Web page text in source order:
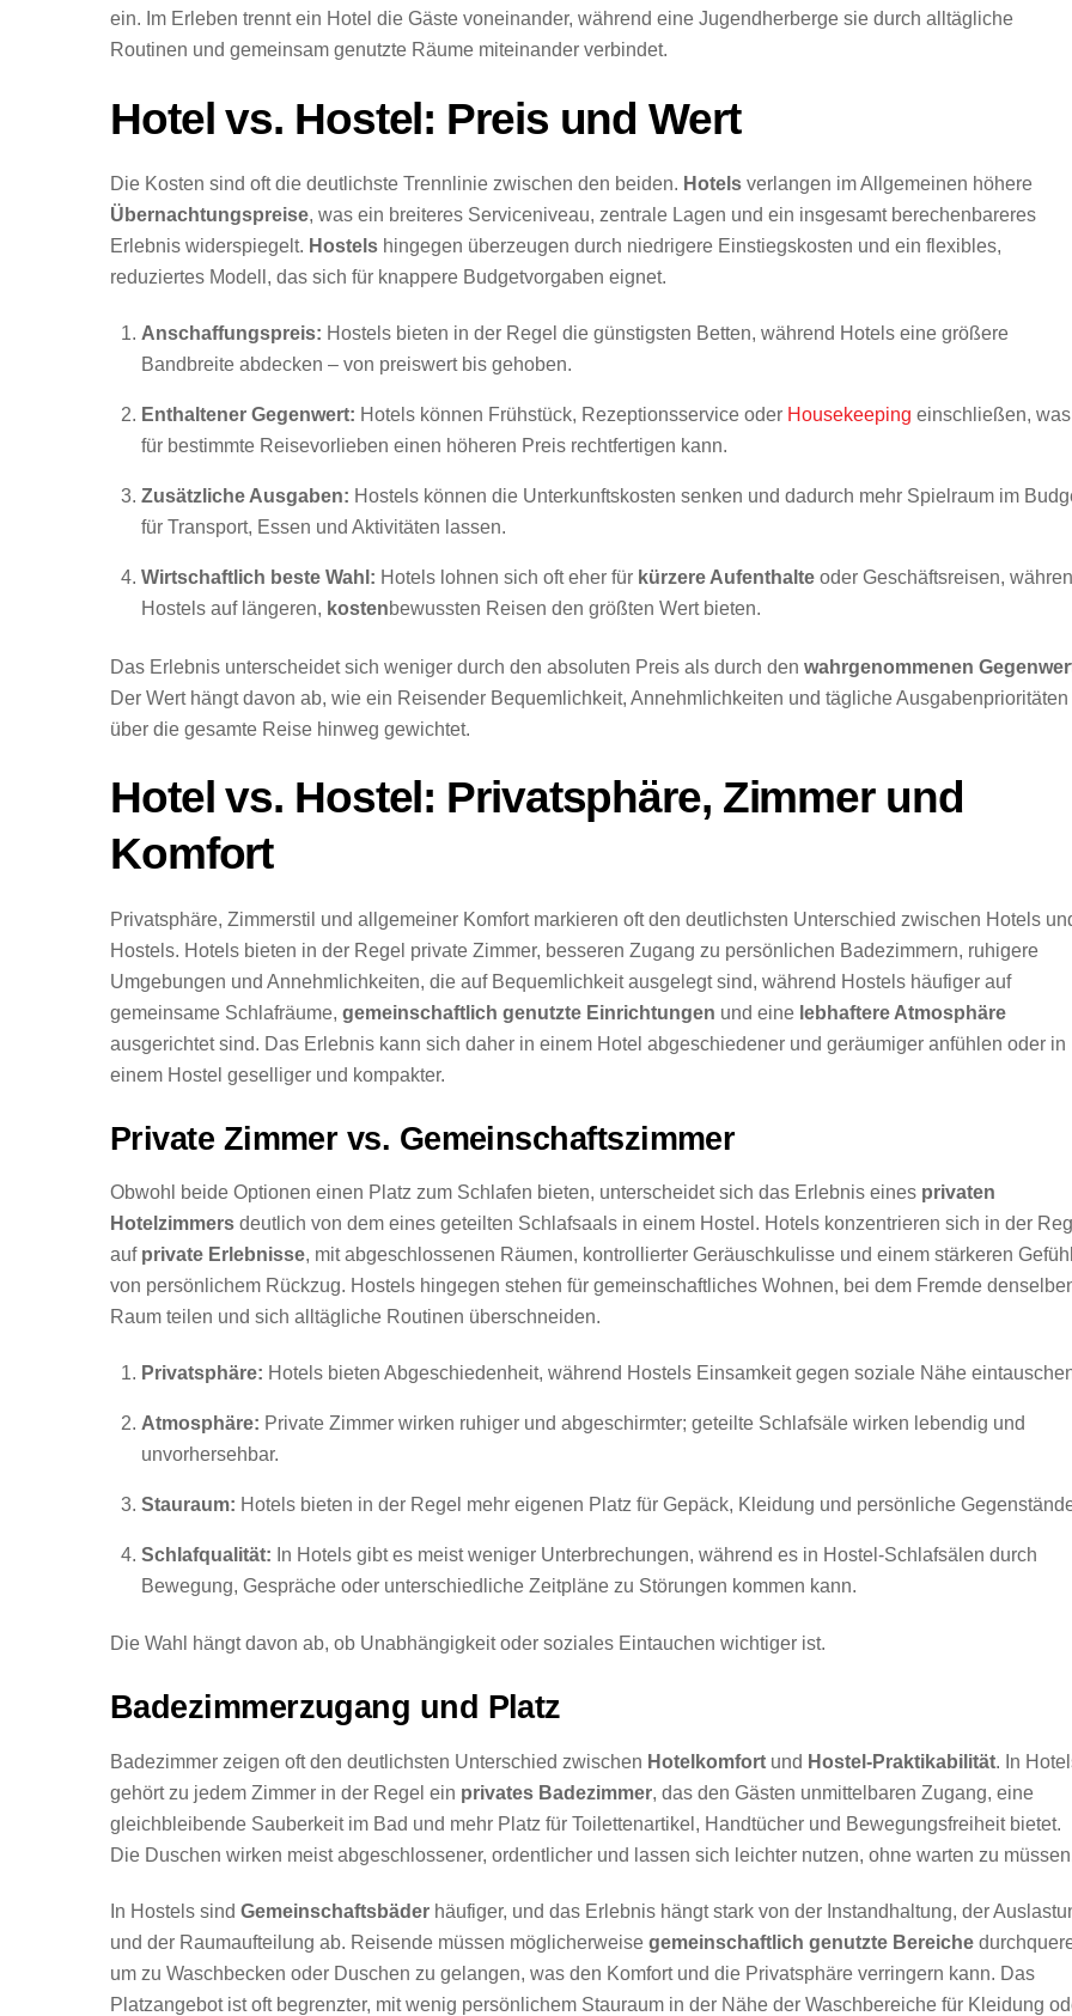
ein. Im Erleben trennt ein Hotel die Gäste voneinander, während eine Jugendherberge sie durch alltägliche
Routinen und gemeinsam genutzte Räume miteinander verbindet.
Hotel vs. Hostel: Preis und Wert
Die Kosten sind oft die deutlichste Trennlinie zwischen den beiden. Hotels verlangen im Allgemeinen höhere
Übernachtungspreise, was ein breiteres Serviceniveau, zentrale Lagen und ein insgesamt berechenbareres
Erlebnis widerspiegelt. Hostels hingegen überzeugen durch niedrigere Einstiegskosten und ein flexibles,
reduziertes Modell, das sich für knappere Budgetvorgaben eignet.
Anschaffungspreis: Hostels bieten in der Regel die günstigsten Betten, während Hotels eine größere
Bandbreite abdecken – von preiswert bis gehoben.
Enthaltener Gegenwert: Hotels können Frühstück, Rezeptionsservice oder Housekeeping einschließen, was
für bestimmte Reisevorlieben einen höheren Preis rechtfertigen kann.
Zusätzliche Ausgaben: Hostels können die Unterkunftskosten senken und dadurch mehr Spielraum im
für Transport, Essen und Aktivitäten lassen.
Wirtschaftlich beste Wahl: Hotels lohnen sich oft eher für kürzere Aufenthalteoder Geschäftsreisen,
Hostels auf längeren, kostenbewussten Reisen den größten Wert bieten.
Das Erlebnis unterscheidet sich weniger durch den absoluten Preis als durch den wahrgenommenen
Der Wert hängt davon ab, wie ein Reisender Bequemlichkeit, Annehmlichkeiten und tägliche Ausgabenprioritäten
über die gesamte Reise hinweg gewichtet.
Hotel vs. Hostel: Privatsphäre, Zimmer und
Komfort
Privatsphäre, Zimmerstil und allgemeiner Komfort markieren oft den deutlichsten Unterschied zwischen Hotels
Hostels. Hotels bieten in der Regel private Zimmer, besseren Zugang zu persönlichen Badezimmern, ruhigere
Umgebungen und Annehmlichkeiten, die auf Bequemlichkeit ausgelegt sind, während Hostels häufiger auf
gemeinsame Schlafräume, gemeinschaftlich genutzte Einrichtungen und eine lebhaftere Atmosphäre
ausgerichtet sind. Das Erlebnis kann sich daher in einem Hotel abgeschiedener und geräumiger anfühlen oder in
einem Hostel geselliger und kompakter.
Private Zimmer vs. Gemeinschaftszimmer
Obwohl beide Optionen einen Platz zum Schlafen bieten, unterscheidet sich das Erlebnis eines privaten
Hotelzimmers deutlich von dem eines geteilten Schlafsaals in einem Hostel. Hotels konzentrieren sich in der
auf private Erlebnisse, mit abgeschlossenen Räumen, kontrollierter Geräuschkulisse und einem stärkeren Gefühl
von persönlichem Rückzug. Hostels hingegen stehen für gemeinschaftliches Wohnen, bei dem Fremde
Raum teilen und sich alltägliche Routinen überschneiden.
Privatsphäre: Hotels bieten Abgeschiedenheit, während Hostels Einsamkeit gegen soziale Nähe
Atmosphäre: Private Zimmer wirken ruhiger und abgeschirmter; geteilte Schlafsäle wirken lebendig und
unvorhersehbar.
Stauraum: Hotels bieten in der Regel mehr eigenen Platz für Gepäck, Kleidung und persönliche
Schlafqualität: In Hotels gibt es meist weniger Unterbrechungen, während es in Hostel-Schlafsälen durch
Bewegung, Gespräche oder unterschiedliche Zeitpläne zu Störungen kommen kann.
Die Wahl hängt davon ab, ob Unabhängigkeit oder soziales Eintauchen wichtiger ist.
Badezimmerzugang und Platz
Badezimmer zeigen oft den deutlichsten Unterschied zwischen Hotelkomfort und Hostel-Praktikabilität. In
gehört zu jedem Zimmer in der Regel ein privates Badezimmer, das den Gästen unmittelbaren Zugang, eine
gleichbleibende Sauberkeit im Bad und mehr Platz für Toilettenartikel, Handtücher und Bewegungsfreiheit bietet.
Die Duschen wirken meist abgeschlossener, ordentlicher und lassen sich leichter nutzen, ohne warten zu
In Hostels sind Gemeinschaftsbäder häufiger, und das Erlebnis hängt stark von der Instandhaltung, der
und der Raumaufteilung ab. Reisende müssen möglicherweise gemeinschaftlich genutzte Bereiche
um zu Waschbecken oder Duschen zu gelangen, was den Komfort und die Privatsphäre verringern kann. Das
Platzangebot ist oft begrenzter, mit wenig persönlichem Stauraum in der Nähe der Waschbereiche für Kleidung